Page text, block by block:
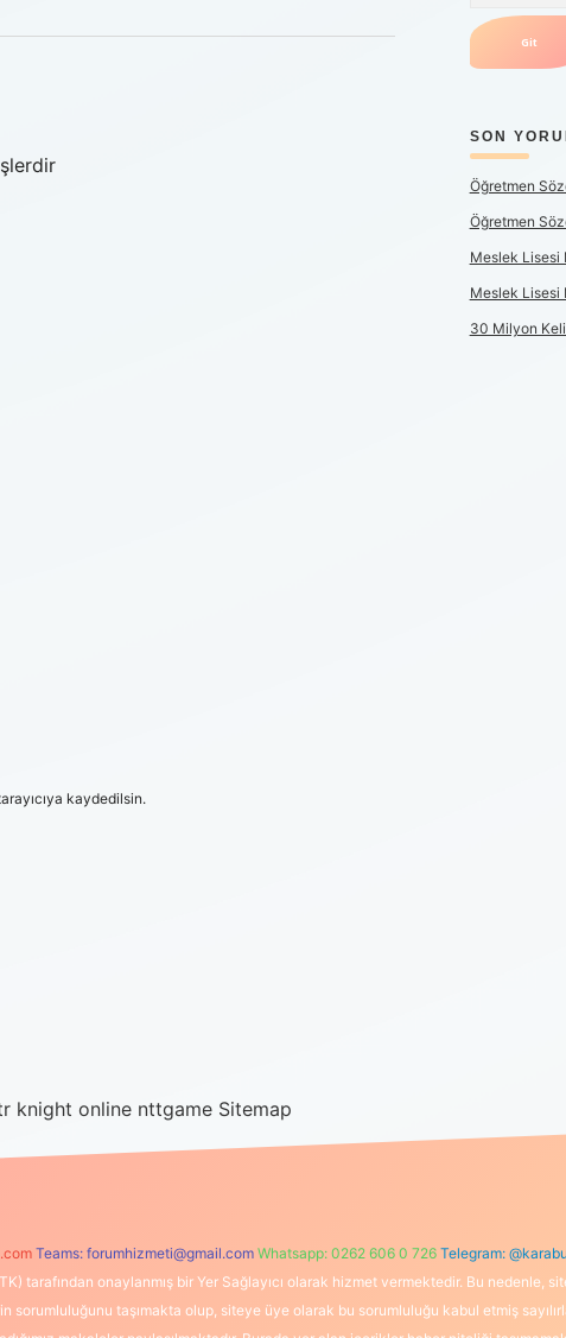
kaydedilsin.
knight online nttgame Sitemap
SON
Öğretmen
Öğretmen
Meslek Lisesi
Meslek Lisesi
30 Milyon
Teams: forumhizmeti@gmail.com Whatsapp: 0262 606 0 726 Telegram:
tarafından onaylanmış bir Yer Sağlayıcı olarak hizmet vermektedir. Bu nedenle,
taşımakta olup, siteye üye olarak bu sorumluluğu kabul etmiş